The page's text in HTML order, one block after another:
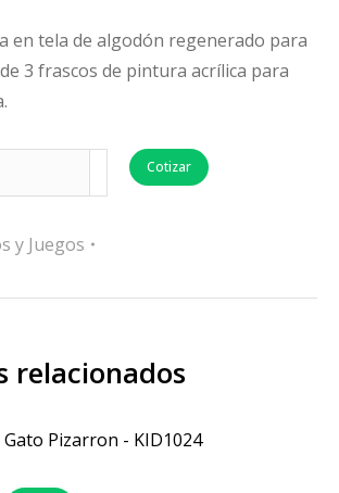
en tela de algodón regenerado para
3 frascos de pintura acrílica para
Cotizar
y Juegos
relacionados
Gato Pizarron - KID1024